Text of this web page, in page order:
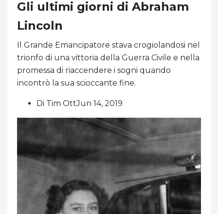
Gli ultimi giorni di Abraham
Lincoln
Il Grande Emancipatore stava crogiolandosi nel
trionfo di una vittoria della Guerra Civile e nella
promessa di riaccendere i sogni quando
incontrò la sua scioccante fine.
Di Tim OttJun 14, 2019